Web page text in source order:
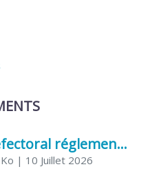
Arrêté préfectoral réglementant l’usage de l’eau
| 10 Juillet 2026